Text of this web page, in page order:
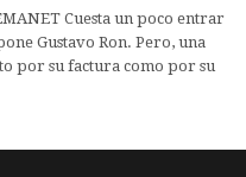
Cuesta un poco entrar
Gustavo Ron. Pero, una
por su factura como por su